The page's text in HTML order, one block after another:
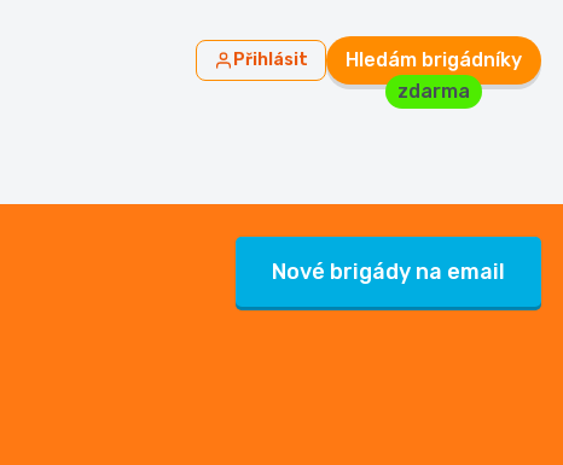
Přihlásit
Hledám brigádníky
zdarma
Nové brigády na email